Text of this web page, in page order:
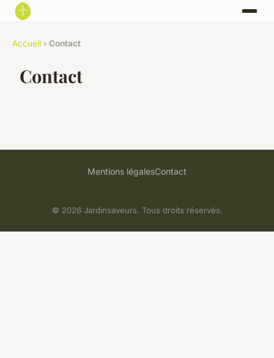
Accueil › Contact
Contact
Mentions légalesContact
© 2026 Jardinsaveurs. Tous droits réservés.